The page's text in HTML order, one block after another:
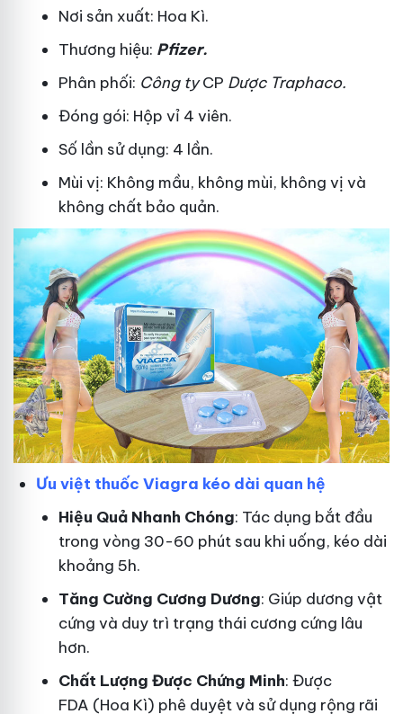
Nơi sản xuất: Hoa Kì.
Thương hiệu: Pfizer.
Phân phối: Công tyCP Dược Traphaco.
Đóng gói: Hộp vỉ 4 viên.
Số lần sử dụng: 4 lần.
Mùi vị: Không mầu, không mùi, không vị và
không chất bảo quản.
Ưu việt thuốc Viagra kéo dài quan hệ
Hiệu Quả Nhanh Chóng: Tác dụng bắt đầu
trong vòng 30-60 phút sau khi uống, kéo dài
khoảng 5h.
Tăng Cường Cương Dương: Giúp dương vật
cứng và duy trì trạng thái cương cứng lâu
hơn.
Chất Lượng Được Chứng Minh: Được
FDA (Hoa Kì) phê duyệt và sử dụng rộng rãi